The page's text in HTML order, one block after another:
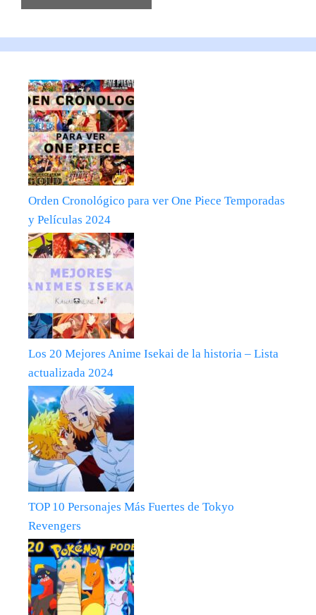
Orden Cronológico para ver One Piece Temporadas
y Películas 2024
Los 20 Mejores Anime Isekai de la historia – Lista
actualizada 2024
TOP 10 Personajes Más Fuertes de Tokyo
Revengers